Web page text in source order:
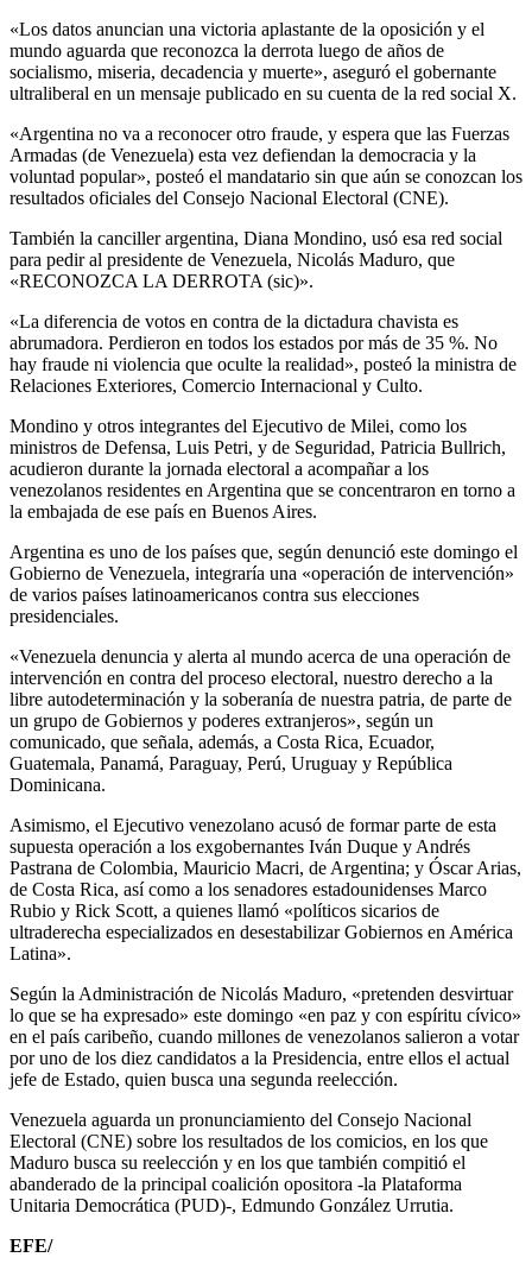
«Los datos anuncian una victoria aplastante de la oposición y el
mundo aguarda que reconozca la derrota luego de años de
socialismo, miseria, decadencia y muerte», aseguró el gobernante
ultraliberal en un mensaje publicado en su cuenta de la red social X.
«Argentina no va a reconocer otro fraude, y espera que las Fuerzas
Armadas (de Venezuela) esta vez defiendan la democracia y la
voluntad popular», posteó el mandatario sin que aún se conozcan los
resultados oficiales del Consejo Nacional Electoral (CNE).
También la canciller argentina, Diana Mondino, usó esa red social
para pedir al presidente de Venezuela, Nicolás Maduro, que
«RECONOZCA LA DERROTA (sic)».
«La diferencia de votos en contra de la dictadura chavista es
abrumadora. Perdieron en todos los estados por más de 35 %. No
hay fraude ni violencia que oculte la realidad», posteó la ministra de
Relaciones Exteriores, Comercio Internacional y Culto.
Mondino y otros integrantes del Ejecutivo de Milei, como los
ministros de Defensa, Luis Petri, y de Seguridad, Patricia Bullrich,
acudieron durante la jornada electoral a acompañar a los
venezolanos residentes en Argentina que se concentraron en torno a
la embajada de ese país en Buenos Aires.
Argentina es uno de los países que, según denunció este domingo el
Gobierno de Venezuela, integraría una «operación de intervención»
de varios países latinoamericanos contra sus elecciones
presidenciales.
«Venezuela denuncia y alerta al mundo acerca de una operación de
intervención en contra del proceso electoral, nuestro derecho a la
libre autodeterminación y la soberanía de nuestra patria, de parte de
un grupo de Gobiernos y poderes extranjeros», según un
comunicado, que señala, además, a Costa Rica, Ecuador,
Guatemala, Panamá, Paraguay, Perú, Uruguay y República
Dominicana.
Asimismo, el Ejecutivo venezolano acusó de formar parte de esta
supuesta operación a los exgobernantes Iván Duque y Andrés
Pastrana de Colombia, Mauricio Macri, de Argentina; y Óscar Arias,
de Costa Rica, así como a los senadores estadounidenses Marco
Rubio y Rick Scott, a quienes llamó «políticos sicarios de
ultraderecha especializados en desestabilizar Gobiernos en América
Latina».
Según la Administración de Nicolás Maduro, «pretenden desvirtuar
lo que se ha expresado» este domingo «en paz y con espíritu cívico»
en el país caribeño, cuando millones de venezolanos salieron a votar
por uno de los diez candidatos a la Presidencia, entre ellos el actual
jefe de Estado, quien busca una segunda reelección.
Venezuela aguarda un pronunciamiento del Consejo Nacional
Electoral (CNE) sobre los resultados de los comicios, en los que
Maduro busca su reelección y en los que también compitió el
abanderado de la principal coalición opositora -la Plataforma
Unitaria Democrática (PUD)-, Edmundo González Urrutia.
EFE/